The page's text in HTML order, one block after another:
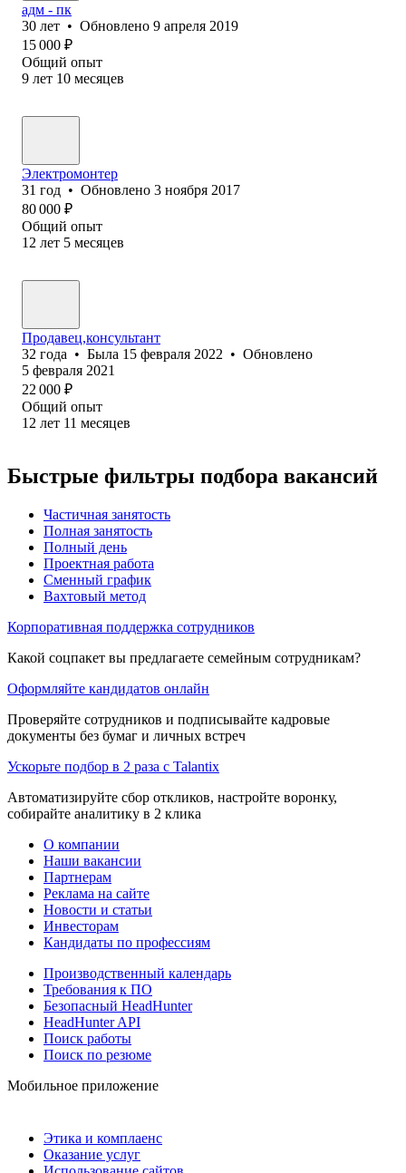
адм - пк
30 лет • Обновлено 9 апреля 2019
15 000 ₽
Общий опыт
9 лет 10 месяцев
Электромонтер
31 год • Обновлено 3 ноября 2017
80 000 ₽
Общий опыт
12 лет 5 месяцев
Продавец,консультант
32 года • Была 15 февраля 2022 • Обновлено
5 февраля 2021
22 000 ₽
Общий опыт
12 лет 11 месяцев
Быстрые фильтры подбора вакансий
Частичная занятость
Полная занятость
Полный день
Проектная работа
Сменный график
Вахтовый метод
Корпоративная поддержка сотрудников
Какой соцпакет вы предлагаете семейным сотрудникам?
Оформляйте кандидатов онлайн
Проверяйте сотрудников и подписывайте кадровые
документы без бумаг и личных встреч
Ускорьте подбор в 2 раза с Talantix
Автоматизируйте сбор откликов, настройте воронку,
собирайте аналитику в 2 клика
О компании
Наши вакансии
Партнерам
Реклама на сайте
Новости и статьи
Инвесторам
Кандидаты по профессиям
Производственный календарь
Требования к ПО
Безопасный HeadHunter
HeadHunter API
Поиск работы
Поиск по резюме
Мобильное приложение
Этика и комплаенс
Оказание услуг